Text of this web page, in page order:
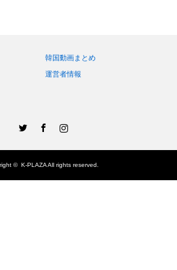
韓国動画まとめ
運営者情報
©K-PLAZAAll rights reserved.